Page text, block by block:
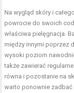
Na wygląd skóry i
powrocie do swoich
właściwa pielęgnacja.
między innymi poprzez
wysoki poziom
także zawierać
równa i pozostanie na
warto ponownie zadbać